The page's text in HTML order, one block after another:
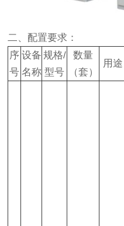
二、配置要求：
序
号
设备
名称
规格/
型号
数量
（套）
用途